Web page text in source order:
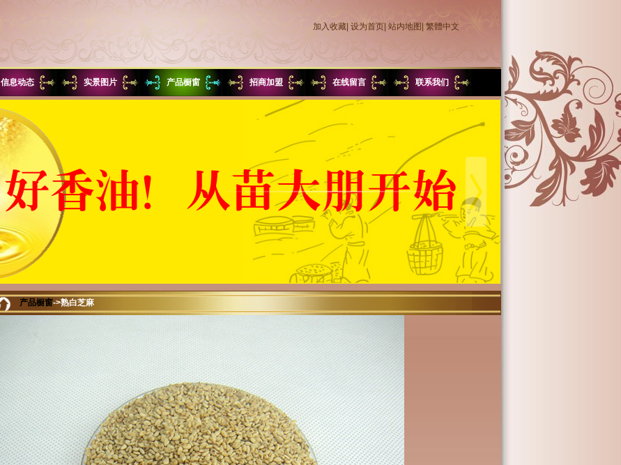
加入收藏 设为首页 站内地图 繁體中文
信息动态 实景图片 产品橱窗 招商加盟 在线留言 联系我们
产品橱窗->熟白芝麻